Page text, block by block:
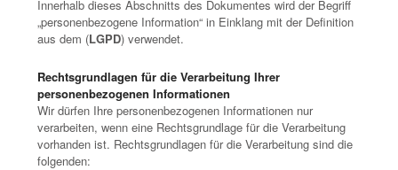
Innerhalb dieses Abschnitts des Dokumentes wird der Begriff
„personenbezogene Information“ in Einklang mit der Definition
aus dem (LGPD) verwendet.
Rechtsgrundlagen für die Verarbeitung Ihrer
personenbezogenen Informationen
Wir dürfen Ihre personenbezogenen Informationen nur
verarbeiten, wenn eine Rechtsgrundlage für die Verarbeitung
vorhanden ist. Rechtsgrundlagen für die Verarbeitung sind die
folgenden: